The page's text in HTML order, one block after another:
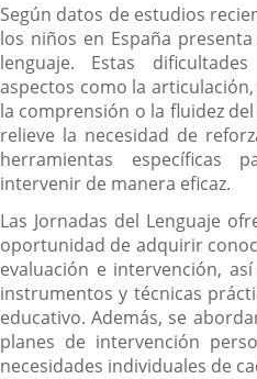
Según datos de estudios
los niños en España
lenguaje. Estas
aspectos como la
la comprensión o la fluidez
relieve la necesidad de
herramientas específicas
intervenir de manera eficaz.
Las Jornadas del Lenguaje
oportunidad de adquirir
evaluación e intervención,
instrumentos y técnicas
educativo. Además, se
planes de intervención
necesidades individuales de